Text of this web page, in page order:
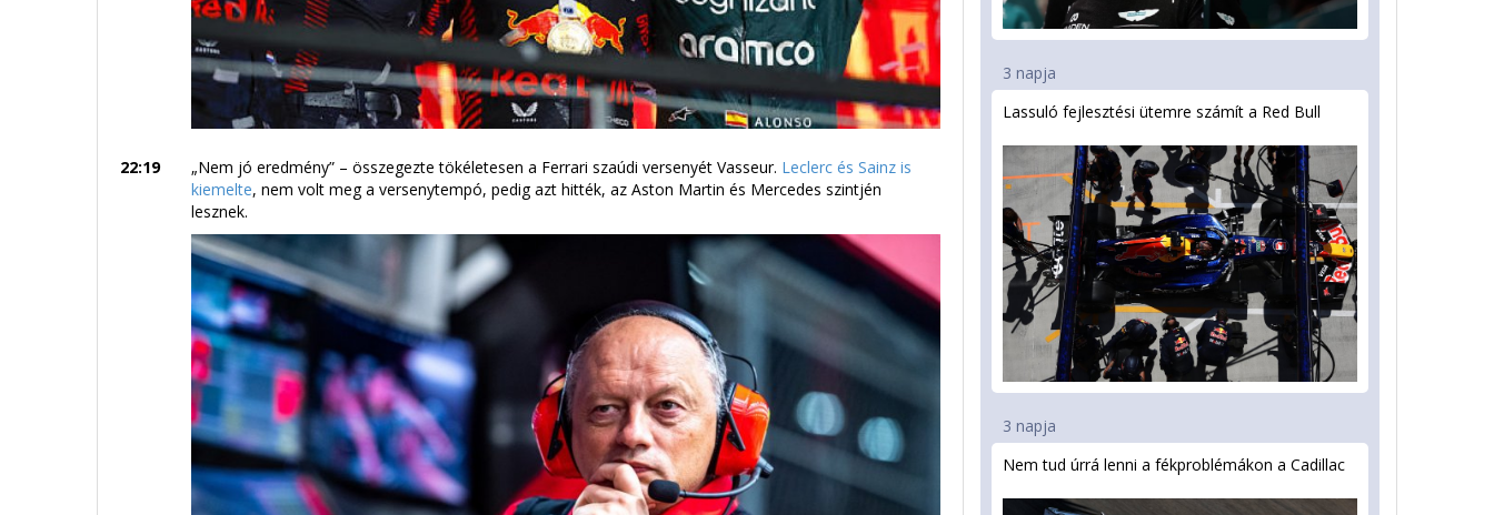
22:19 „Nem jó eredmény” – összegezte tökéletesen a Ferrari szaúdi versenyét Vasseur. Leclerc és Sainz is
kiemelte, nem volt meg a versenytempó, pedig azt hitték, az Aston Martin és Mercedes szintjén
lesznek.
3 napja
Lassuló fejlesztési ütemre számít a Red Bull
3 napja
Nem tud úrrá lenni a fékproblémákon a Cadillac